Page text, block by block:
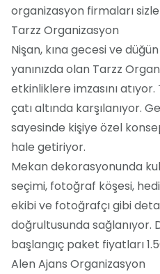
organizasyon firmaları
Tarzz Organizasyon
Nişan, kına gecesi ve
yanınızda olan Tarzz
etkinliklere imzasını
çatı altında karşılanıyor.
sayesinde kişiye özel
hale getiriyor.
Mekan dekorasyonunda
seçimi, fotoğraf köşesi,
ekibi ve fotoğrafçı gibi
doğrultusunda sağlanıyor.
başlangıç paket fiyatları
Alen Ajans Organizasyon